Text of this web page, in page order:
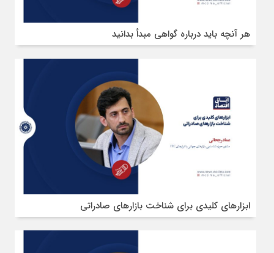
هر آنچه باید درباره گواهی مبدأ بدانید
ابزارهای کلیدی برای شناخت بازارهای صادراتی